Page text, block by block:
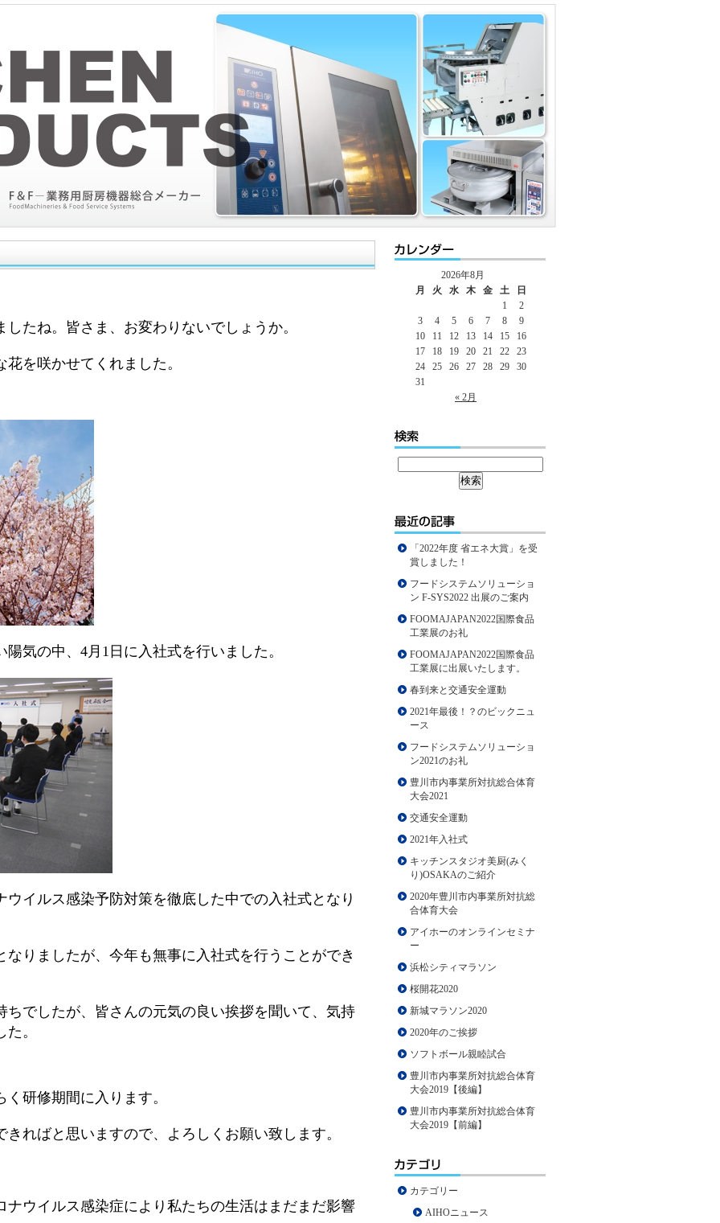
たね。皆さま、お変わりないでしょうか。
を咲かせてくれました。
気の中、 4月 1 日に入社式を行いました。
イルス感染予防対策を徹底した中での入社式となり
なりましたが、今年も無事に入社式を行うことができ
ちでしたが、皆さんの元気の良い挨拶を聞いて、気持
。
研修期間に入ります。
ればと思いますので、よろしくお願い致します。
ナウイルス感染症により私たちの生活はまだまだ影響
2026年8月
月
火 水 木 金 土
日
1
2
3
4 5 6 7 8
9
10
11 12 13 14 15
16
17
18 19 20 21 22
23
24
25 26 27 28 29
30
31
« 2月
「2022年度 省エネ大賞」を受
賞しました！
フードシステムソリューショ
ン F-SYS2022 出展のご案内
FOOMAJAPAN2022国際食品
工業展のお礼
FOOMAJAPAN2022国際食品
工業展に出展いたします。
春到来と交通安全運動
2021年最後！？のビックニュ
ース
フードシステムソリューショ
ン2021のお礼
豊川市内事業所対抗総合体育
大会2021
交通安全運動
2021年入社式
キッチンスタジオ美厨(みく
り)OSAKAのご紹介
2020年豊川市内事業所対抗総
合体育大会
アイホーのオンラインセミナ
ー
浜松シティマラソン
桜開花2020
新城マラソン2020
2020年のご挨拶
ソフトボール親睦試合
豊川市内事業所対抗総合体育
大会2019【後編】
豊川市内事業所対抗総合体育
大会2019【前編】
カテゴリー
AIHOニュース